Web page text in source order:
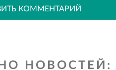
КОММЕНТАРИЙ
НОВОСТЕЙ: